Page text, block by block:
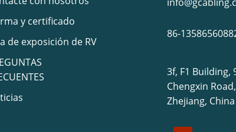
y certificado
de exposición de RV
3f, F1 Building,
Chengxin
Zhejiang, China